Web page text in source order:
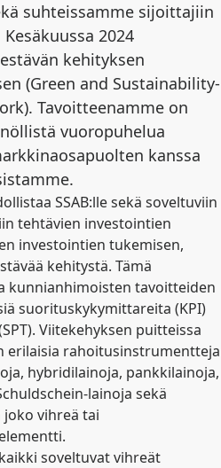
suhteissamme sijoittajiin
2024
kehityksen
(Green and Sustainability-
Tavoitteenamme on
vuoropuhelua
kanssa
SSAB:lle sekä soveltuviin
tehtävien investointien
investointien tukemisen,
kehitystä. Tämä
kunnianhimoisten tavoitteiden
suorituskykymittareita (KPI)
Viitekehyksen puitteissa
erilaisia rahoitusinstrumentteja
hybridilainoja, pankkilainoja,
lainoja sekä
vihreä tai
soveltuvat vihreät